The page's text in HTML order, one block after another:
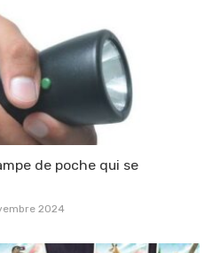
de poche qui se
2024